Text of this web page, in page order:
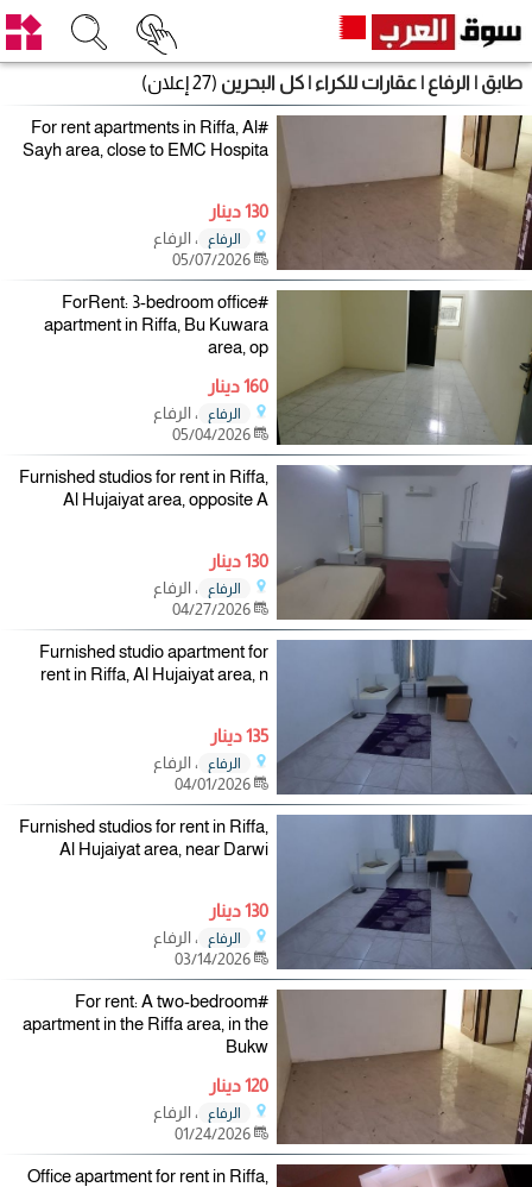
طابق | الرفاع | عقارات للكراء | كل البحرين (27 إعلان)
#For rent apartments in Riffa, Al
Sayh area, close to EMC Hospita
130 دينار
الرفاع
، الرفاع
05/07/2026
#ForRent: 3-bedroom office
apartment in Riffa, Bu Kuwara
area, op
160 دينار
الرفاع
، الرفاع
05/04/2026
Furnished studios for rent in Riffa,
Al Hujaiyat area, opposite A
130 دينار
الرفاع
، الرفاع
04/27/2026
Furnished studio apartment for
rent in Riffa, Al Hujaiyat area, n
135 دينار
الرفاع
، الرفاع
04/01/2026
Furnished studios for rent in Riffa,
Al Hujaiyat area, near Darwi
130 دينار
الرفاع
، الرفاع
03/14/2026
#For rent: A two-bedroom
apartment in the Riffa area, in the
Bukw
120 دينار
الرفاع
، الرفاع
01/24/2026
Office apartment for rent in Riffa,